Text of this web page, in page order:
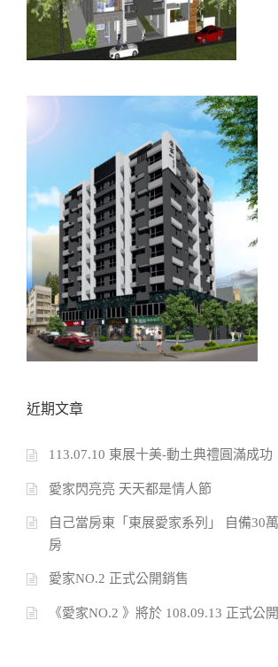
近期文章
113.07.10 東展十美-動土典禮圓滿成功
愛家閃亮亮 天天都是情人節
自己當房東「東展愛家系列」 自備30
房
愛家NO.2 正式公開銷售
《愛家NO.2 》將於 108.09.13 正式公